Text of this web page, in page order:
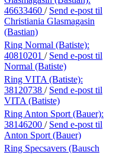
46633460 / Send e-post til
Christiania Glasmagasin
(Bastian)
Ring Normal (Batiste):
40810201 / Send e-post til
Normal (Batiste)
Ring VITA (Batiste):
38120738 / Send e-post til
VITA (Batiste)
Ring Anton Sport (Bauer):
38146200 / Send e-post til
Anton Sport (Bauer)
Ring Specsavers (Bausch